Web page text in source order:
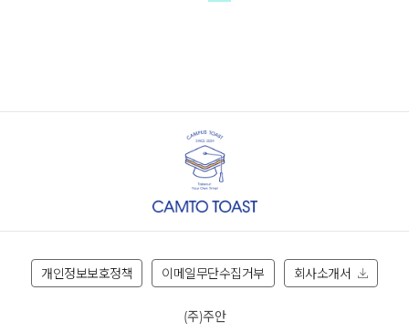
개인정보보호정책 이메일무단수집거부 회사소개서
(주)주안